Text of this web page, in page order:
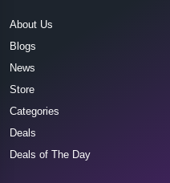
About Us
Blogs
News
Store
Categories
Deals
Deals of The Day